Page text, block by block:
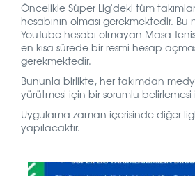
Öncelikle Süper Lig'deki tüm
hesabının olması gerekmektedir.
YouTube hesabı olmayan Masa Tenisi
en kısa sürede bir resmi hesap
gerekmektedir.
Bununla birlikte, her takımdan
yürütmesi için bir sorumlu belirlemesi
Uygulama zaman içerisinde diğer
yapılacaktır.